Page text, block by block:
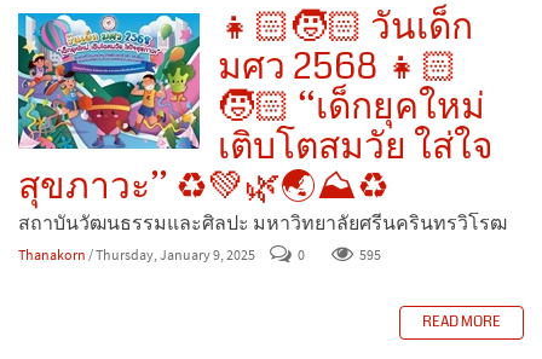
👧🏻🧒🏻 วันเด็ก
มศว 2568 👧🏻
🧒🏻 “เด็กยุคใหม่
เติบโตสมวัย ใส่ใจ
สุขภาวะ” ♻️💚🌿🌏⛰️♻️
สถาบันวัฒนธรรมและศิลปะ มหาวิทยาลัยศรีนครินทรวิโรฒ
Thanakorn / Thursday, January 9, 2025 0 595
READ MORE